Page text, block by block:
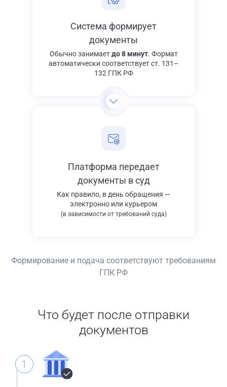
Система формирует
документы
Обычно занимаетдо 8 минут. Формат
автоматически соответствует ст. 131–
132 ГПК РФ
Платформа передает
документы в суд
Как правило, в день обращения —
электронно или курьером
(в зависимости от требований суда)
Формирование и подача соответствуют требованиям
ГПК РФ
Что будет после отправки
документов
1